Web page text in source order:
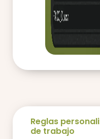
Reglas
de trabajo